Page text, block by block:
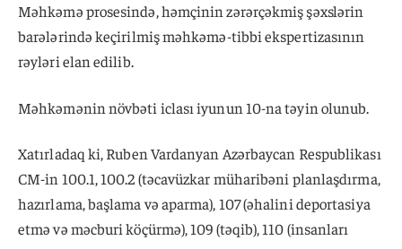
Məhkəmə prosesində, həmçinin zərərçəkmiş şəxslərin
barələrində keçirilmiş məhkəmə-tibbi ekspertizasının
rəyləri elan edilib.
Məhkəmənin növbəti iclası iyunun 10-na təyin olunub.
Xatırladaq ki, Ruben Vardanyan Azərbaycan Respublikası
CM-in 100.1, 100.2 (təcavüzkar müharibəni planlaşdırma,
hazırlama, başlama və aparma), 107 (əhalini deportasiya
etmə və məcburi köçürmə), 109 (təqib), 110 (insanları